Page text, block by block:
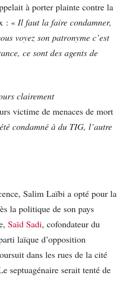
à porter plainte contre la
: « Il faut la faire condamner,
voyez son patronyme c’est
ce sont des agents de
clairement
victime de menaces de mort
condamné à du TIG, l’autre
Salim Laïbi a opté pour la
la politique de son pays
Saïd Sadi, cofondateur du
laïque d’opposition
dans les rues de la cité
septuagénaire serait tenté de